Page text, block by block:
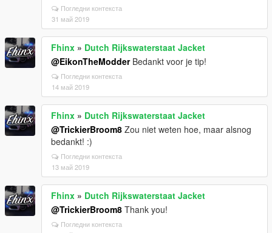
Погледни контекста
31 май 2019
Fhinx » Dutch Rijkswaterstaat Jacket
@EikonTheModderBedankt voor je tip!
Погледни контекста
14 май 2019
Fhinx » Dutch Rijkswaterstaat Jacket
@TrickierBroom8 Zou niet weten hoe, maar alsnog
bedankt! :)
Погледни контекста
13 май 2019
Fhinx » Dutch Rijkswaterstaat Jacket
@TrickierBroom8 Thank you!
Погледни контекста